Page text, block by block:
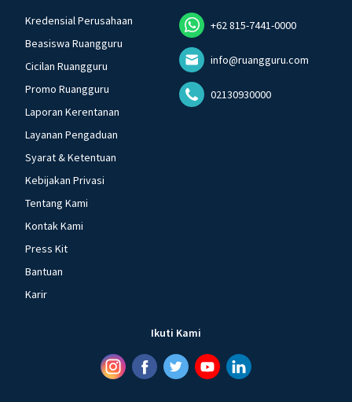
Kredensial Perusahaan
Beasiswa Ruangguru
Cicilan Ruangguru
Promo Ruangguru
Laporan Kerentanan
Layanan Pengaduan
Syarat & Ketentuan
Kebijakan Privasi
Tentang Kami
Kontak Kami
Press Kit
Bantuan
Karir
+62 815-7441-0000
info@ruangguru.com
02130930000
Ikuti Kami